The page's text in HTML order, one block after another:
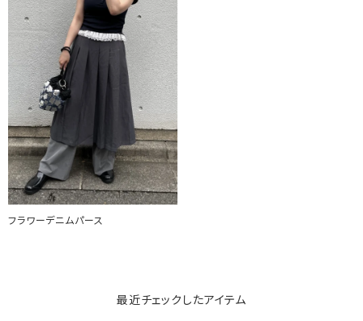
フラワーデニムパース
最近チェックしたアイテム